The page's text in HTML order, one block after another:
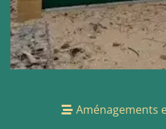
Aménagements